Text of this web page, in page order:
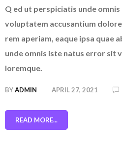
Q ed ut perspiciatis unde
voluptatem accusantium
rem aperiam, eaque ipsa quae
unde omnis iste natus error sit
loremque.
BYADMIN APRIL 27, 2021
READ MORE...